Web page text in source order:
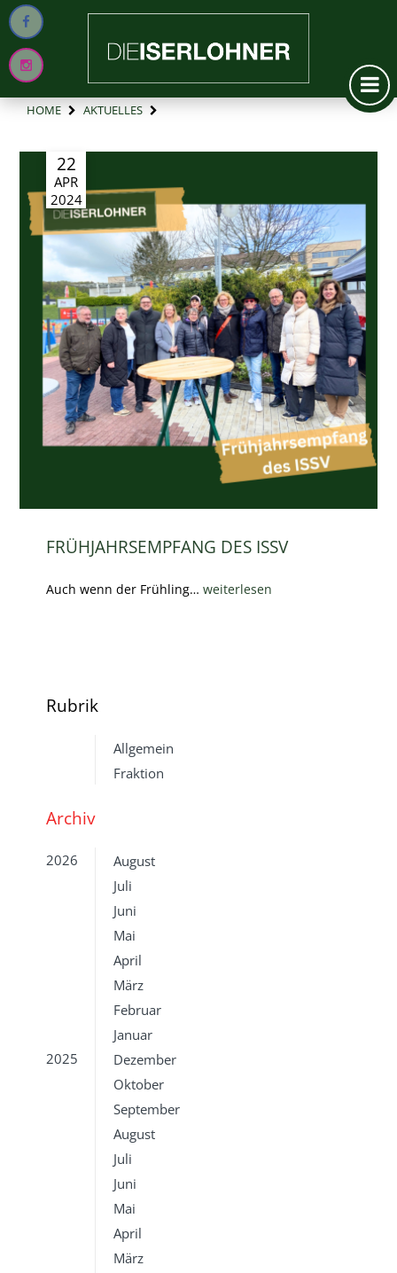
HOME AKTUELLES
22
APR
2024
FRÜHJAHRSEMPFANG DES ISSV
Auch wenn der Frühling…weiterlesen
Rubrik
Allgemein
Fraktion
Archiv
2026
August
Juli
Juni
Mai
April
März
Februar
Januar
2025
Dezember
Oktober
September
August
Juli
Juni
Mai
April
März